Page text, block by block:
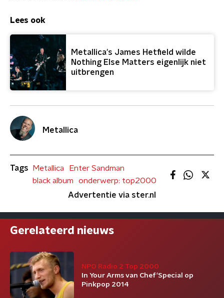
Lees ook
Metallica's James Hetfield wilde
Nothing Else Matters eigenlijk niet
uitbrengen
Metallica
Tags Metallica
Enter Sandman
black album
onderwerp: top2000
Advertentie via ster.nl
Gerelateerd nieuws
NPO Radio 2 Top 2000
In Your Arms van Chef'Special op
Pinkpop 2014